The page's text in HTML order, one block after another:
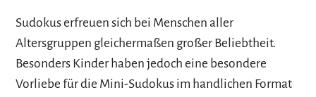
Sudokus erfreuen sich bei Menschen aller
Altersgruppen gleichermaßen großer Beliebtheit.
Besonders Kinder haben jedoch eine besondere
Vorliebe für die Mini-Sudokus im handlichen Format